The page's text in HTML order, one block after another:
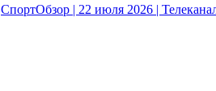
СпортОбзор | 22 июля 2026 |